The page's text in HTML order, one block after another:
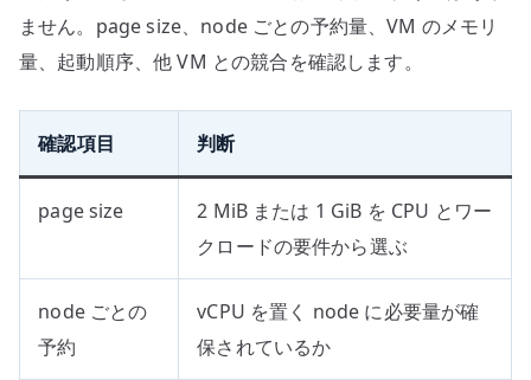
ません。page size、node ごとの予約量、VM のメモリ
量、起動順序、他 VM との競合を確認します。
確認項目 判断
page size
2 MiB または 1 GiB を CPU とワー
クロードの要件から選ぶ
node ごとの
予約
vCPU を置く node に必要量が確
保されているか